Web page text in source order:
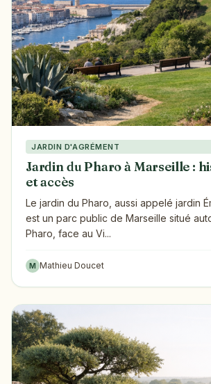
JARDIN D'AGRÉMENT
Jardin du Pharo à Marseille :
et accès
Le jardin du Pharo, aussi appelé jardin
est un parc public de Marseille situé
Pharo, face au Vi...
M Mathieu Doucet